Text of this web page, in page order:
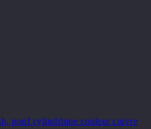
pouf cylindrique couleur cuivre